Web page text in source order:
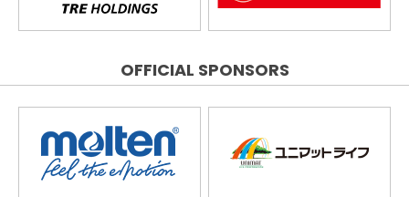
OFFICIAL SPONSORS